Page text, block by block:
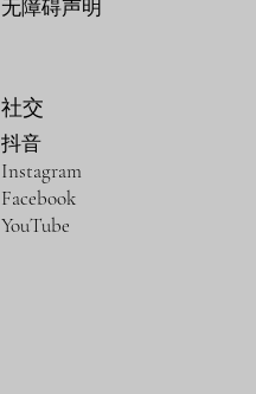
无障碍声明
社交
抖音
Instagram
Facebook
YouTube